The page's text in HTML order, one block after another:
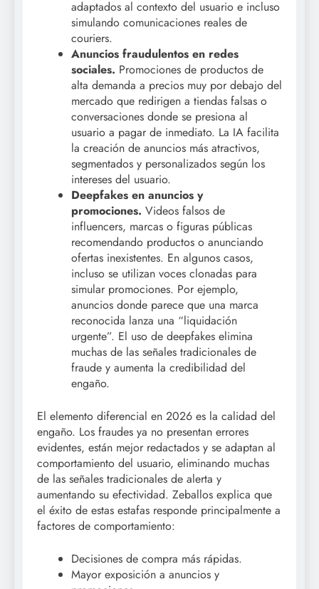
adaptados al contexto del usuario e incluso
simulando comunicaciones reales de
couriers.
Anuncios fraudulentos en redes
sociales. Promociones de productos de
alta demanda a precios muy por debajo del
mercado que redirigen a tiendas falsas o
conversaciones donde se presiona al
usuario a pagar de inmediato. La IA facilita
la creación de anuncios más atractivos,
segmentados y personalizados según los
intereses del usuario.
Deepfakes en anuncios y
promociones. Videos falsos de
influencers, marcas o figuras públicas
recomendando productos o anunciando
ofertas inexistentes. En algunos casos,
incluso se utilizan voces clonadas para
simular promociones. Por ejemplo,
anuncios donde parece que una marca
reconocida lanza una “liquidación
urgente”. El uso de deepfakes elimina
muchas de las señales tradicionales de
fraude y aumenta la credibilidad del
engaño.
El elemento diferencial en 2026 es la calidad del
engaño. Los fraudes ya no presentan errores
evidentes, están mejor redactados y se adaptan al
comportamiento del usuario, eliminando muchas
de las señales tradicionales de alerta y
aumentando su efectividad. Zeballos explica que
el éxito de estas estafas responde principalmente a
factores de comportamiento:
Decisiones de compra más rápidas.
Mayor exposición a anuncios y